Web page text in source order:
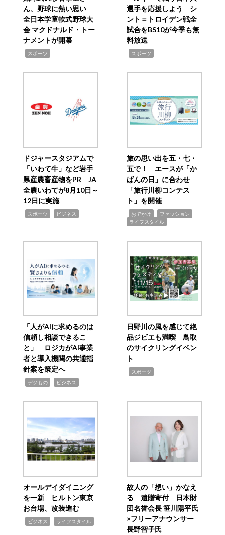
ん、野球に熱い思い
全日本学童軟式野球大
会 マクドナルド・トー
ナメントが開幕
スポーツ
選手を応援しよう シ
ント＝トロイデン戦全
試合をBS10が今季も無
料放送
スポーツ
ドジャースタジアムで
「いわて牛」など岩手
県産農畜産物をPR JA
全農いわてが8月10日～
12日に実施
スポーツ ビジネス
旅の思い出を五・七・
五で！ エースが「か
ばんの日」に合わせ
「旅行川柳コンテス
ト」を開催
おでかけ ファッション
ライフスタイル
「人がAIに求めるのは
信頼し相談できるこ
と」 ロジカがAI事業
者と導入機関の共通指
針案を策定へ
デジもの ビジネス
日野川の風を感じて絶
品ジビエも満喫 鳥取
のサイクリングイベン
ト
スポーツ
オールデイダイニング
を一新 ヒルトン東京
お台場、改装進む
ビジネス ライフスタイル
故人の「想い」かなえ
る 遺贈寄付 日本財
団名誉会長 笹川陽平氏
×フリーアナウンサー
長野智子氏